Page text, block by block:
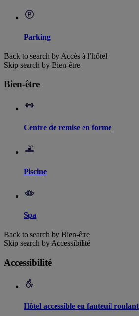
Parking
Back to search by Accès à l’hôtel
Skip search by Bien-être
Bien-être
Centre de remise en forme
Piscine
Spa
Back to search by Bien-être
Skip search by Accessibilité
Accessibilité
Hôtel accessible en fauteuil roulant